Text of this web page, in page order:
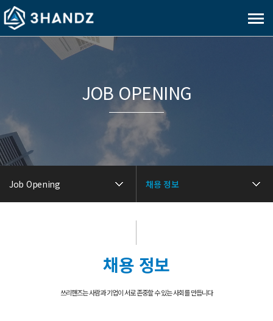
메
Job Opening 채용 정보
JOB OPENING
채용 정보
쓰리핸즈는 사람과 기업이 서로 존중할 수 있는 사회를 만듭니다